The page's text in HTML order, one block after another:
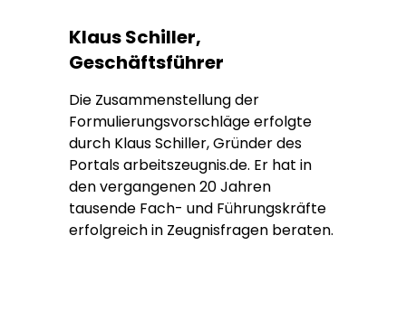
Klaus Schiller,
Geschäftsführer
Die Zusammenstellung der
Formulierungsvorschläge erfolgte
durch Klaus Schiller, Gründer des
Portals arbeitszeugnis.de. Er hat in
den vergangenen 20 Jahren
tausende Fach- und Führungskräfte
erfolgreich in Zeugnisfragen beraten.